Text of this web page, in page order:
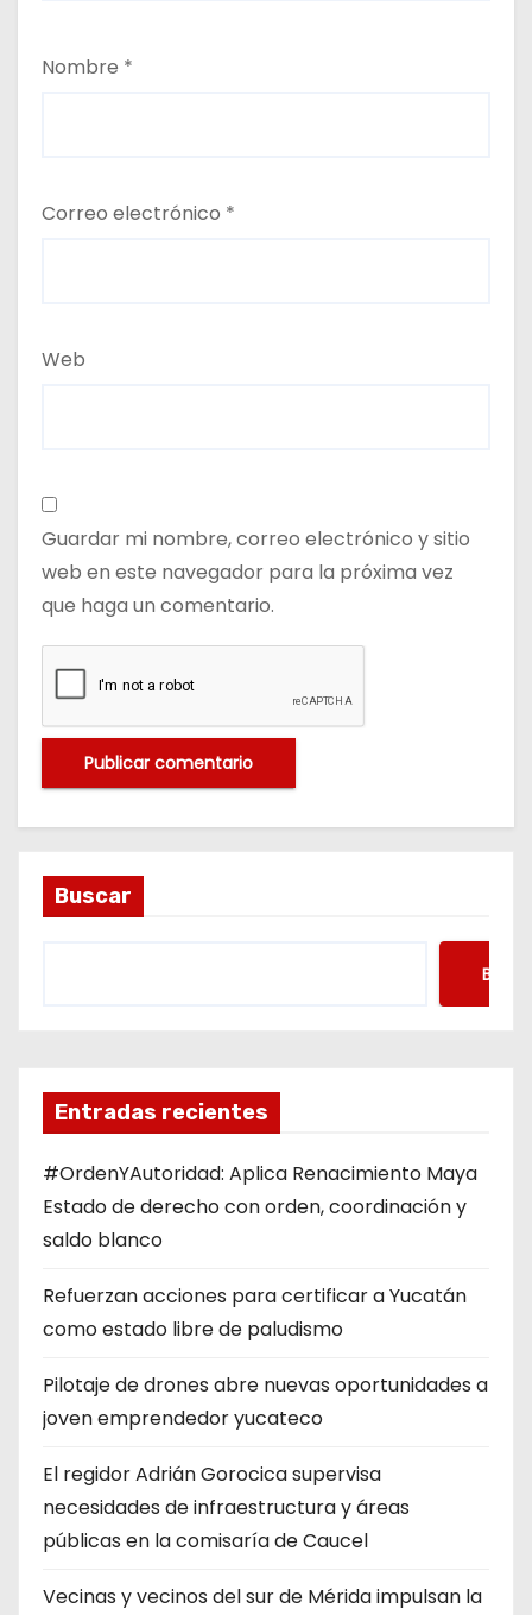
Nombre *
Correo electrónico *
Web
Guardar mi nombre, correo electrónico y sitio
web en este navegador para la próxima vez
que haga un comentario.
Buscar
Entradas recientes
#OrdenYAutoridad: Aplica Renacimiento Maya
Estado de derecho con orden, coordinación y
saldo blanco
Refuerzan acciones para certificar a Yucatán
como estado libre de paludismo
Pilotaje de drones abre nuevas oportunidades a
joven emprendedor yucateco
El regidor Adrián Gorocica supervisa
necesidades de infraestructura y áreas
públicas en la comisaría de Caucel
Vecinas y vecinos del sur de Mérida impulsan la